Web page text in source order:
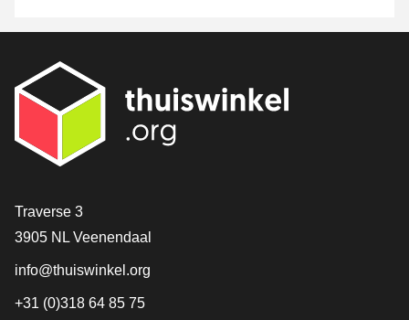
Contact
Traverse 3
3905 NL Veenendaal
info@thuiswinkel.org
+31 (0)318 64 85 75